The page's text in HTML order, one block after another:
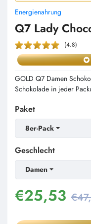
Energienahrung
Q7 Lady
(4.8)
GOLD Q7 Damen
Schokolade in jeder
Paket
8er-Pack
Geschlecht
Damen
€25,53